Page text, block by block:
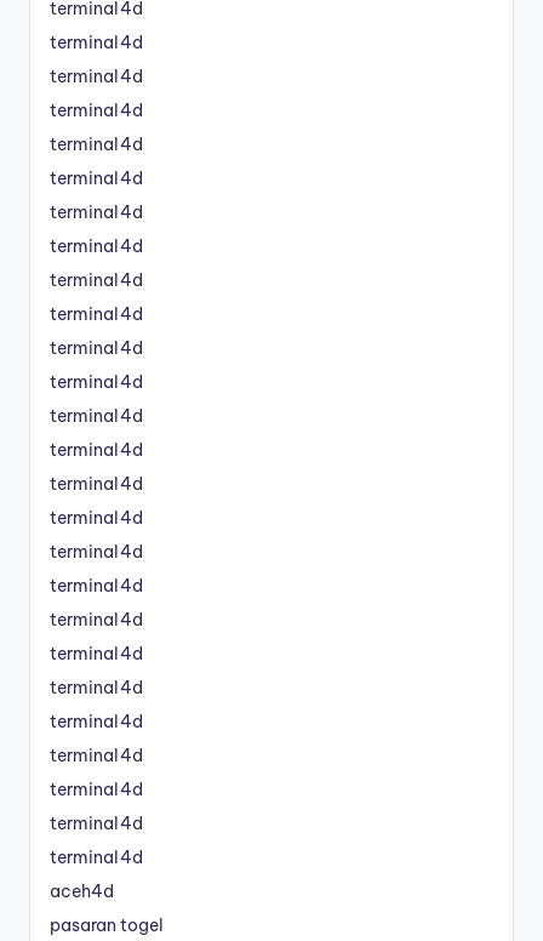
terminal4d
terminal4d
terminal4d
terminal4d
terminal4d
terminal4d
terminal4d
terminal4d
terminal4d
terminal4d
terminal4d
terminal4d
terminal4d
terminal4d
terminal4d
terminal4d
terminal4d
terminal4d
terminal4d
terminal4d
terminal4d
terminal4d
terminal4d
terminal4d
terminal4d
terminal4d
aceh4d
pasaran togel